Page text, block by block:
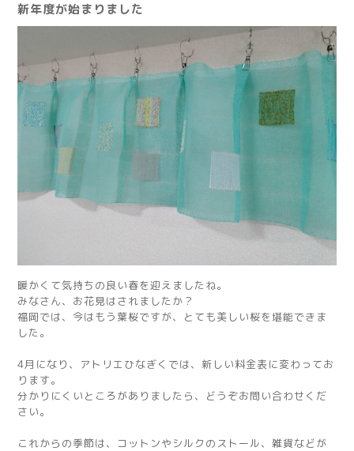
新年度が始まりました
暖かくて気持ちの良い春を迎えましたね。
みなさん、お花見はされましたか？
福岡では、今はもう葉桜ですが、とても美しい桜を堪能できま
した。
4月になり、アトリエひなぎくでは、新しい料金表に変わってお
ります。
分かりにくいところがありましたら、どうぞお問い合わせくだ
さい。
これからの季節は、コットンやシルクのストール、雑貨などが